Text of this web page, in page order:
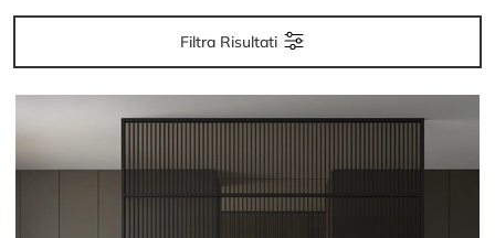
Filtra Risultati